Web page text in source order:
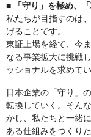
■ 「守り」を極め、
私たちが目指すのは
げることです。
東証上場を経て、今
なる事業拡大に挑戦
ッショナルを求めてい
日本企業の「守り」
転換していく。そん
かし、私たちと一緒
ある仕組みをつくり